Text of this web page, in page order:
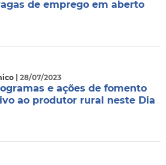
de emprego em aberto
| 28/07/2023
e ações de fomento
ao produtor rural neste Dia